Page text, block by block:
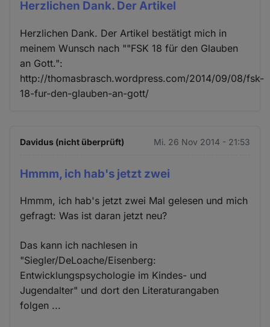
Herzlichen Dank. Der Artikel
Herzlichen Dank. Der Artikel bestätigt mich in
meinem Wunsch nach ""FSK 18 für den Glauben
an Gott.":
http://thomasbrasch.wordpress.com/2014/09/08/fsk-
18-fur-den-glauben-an-gott/
Davidus (nicht überprüft) Mi. 26 Nov 2014 - 21:53
Hmmm, ich hab's jetzt zwei
Hmmm, ich hab's jetzt zwei Mal gelesen und mich
gefragt: Was ist daran jetzt neu?
Das kann ich nachlesen in
"Siegler/DeLoache/Eisenberg:
Entwicklungspsychologie im Kindes- und
Jugendalter" und dort den Literaturangaben
folgen ...